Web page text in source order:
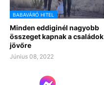
BABAVÁRÓ HITEL
Minden eddiginél nagyobb
összeget kapnak a családok
jövőre
Június 08, 2022